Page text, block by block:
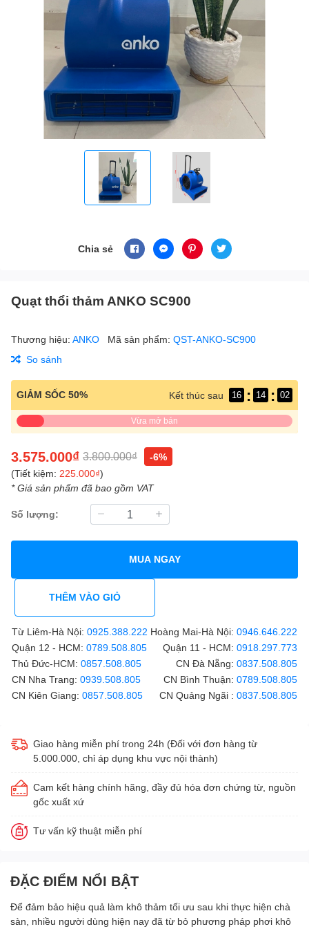
Chia sẻ
Quạt thổi thảm ANKO SC900
Thương hiệu: ANKO Mã sản phẩm: QST-ANKO-SC900
So sánh
GIẢM SỐC 50% Kết thúc sau 16 : 14 : 02
Vừa mở bán
3.575.000₫ 3.800.000₫
-6%
(Tiết kiệm: 225.000₫)
* Giá sản phẩm đã bao gồm VAT
Số lượng:
MUA NGAY
THÊM VÀO GIỎ
Từ Liêm-Hà Nội: 0925.388.222 Hoàng Mai-Hà Nội: 0946.646.222
Quận 12 - HCM: 0789.508.805 Quận 11 - HCM: 0918.297.773
Thủ Đức-HCM: 0857.508.805 CN Đà Nẵng: 0837.508.805
CN Nha Trang: 0939.508.805 CN Bình Thuận: 0789.508.805
CN Kiên Giang: 0857.508.805 CN Quảng Ngãi : 0837.508.805
Giao hàng miễn phí trong 24h (Đối với đơn hàng từ
5.000.000, chỉ áp dụng khu vực nội thành)
Cam kết hàng chính hãng, đầy đủ hóa đơn chứng từ, nguồn
gốc xuất xứ
Tư vấn kỹ thuật miễn phí
ĐẶC ĐIỂM NỔI BẬT
Để đảm bảo hiệu quả làm khô thảm tối ưu sau khi thực hiện chà
sàn, nhiều người dùng hiện nay đã từ bỏ phương pháp phơi khô